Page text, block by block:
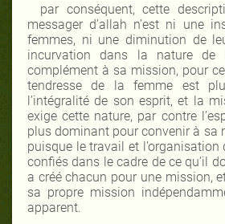
par conséquent, cette
messager d’allah n’est ni une
femmes, ni une diminution de
incurvation dans la nature
complément à sa mission, pour
tendresse de la femme est
l’intégralité de son esprit, et la
exige cette nature, par contre
plus dominant pour convenir à sa
puisque le travail et
confiés dans le cadre de ce qu’il
a créé chacun pour une mission,
sa propre mission
apparent.